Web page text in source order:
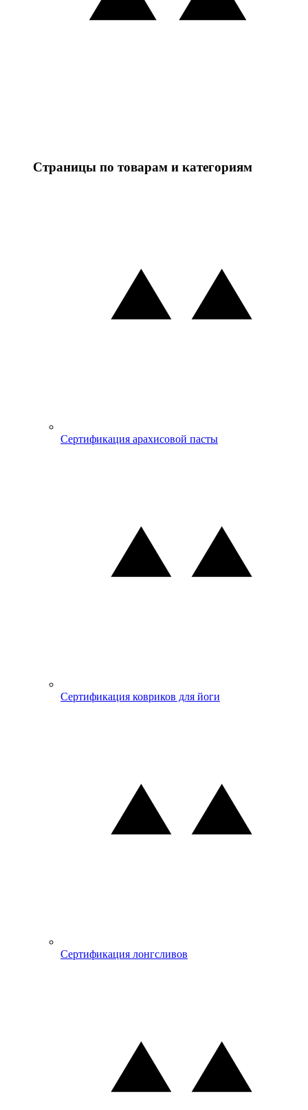
Страницы по товарам и категориям
Сертификация арахисовой пасты
Сертификация ковриков для йоги
Сертификация лонгсливов